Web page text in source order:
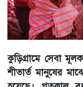
কুড়িগ্রামে সেবা
শীতার্ত মানুষের